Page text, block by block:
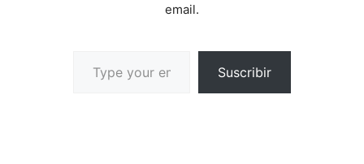
email.
Suscribir